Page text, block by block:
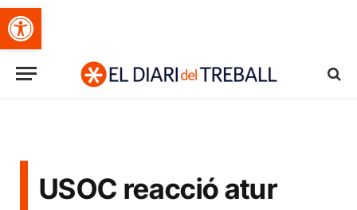
Obre la barra d'eines
USOC reacció atur